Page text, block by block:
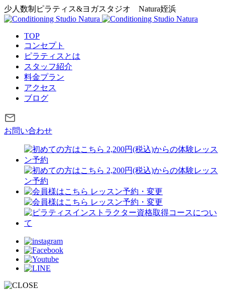
少人数制ピラティス&ヨガスタジオ Natura姪浜
TOP
コンセプト
ピラティスとは
スタッフ紹介
料金プラン
アクセス
ブログ
お問い合わせ